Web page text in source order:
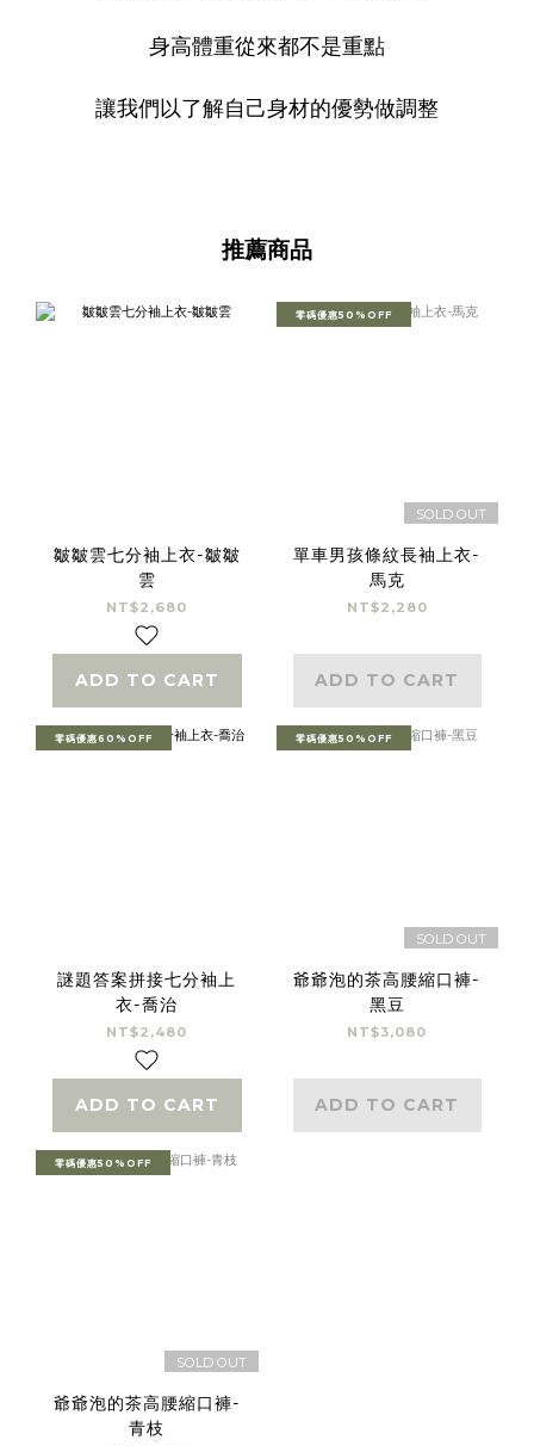
身高體重從來都不是重點
讓我們以了解自己身材的優勢做調整
推薦商品
皺皺雲七分袖上衣-皺皺
雲
NT$2,680
ADD TO CART
零碼優惠50%OFF
SOLD OUT
單車男孩條紋長袖上衣-
馬克
NT$2,280
ADD TO CART
零碼優惠60%OFF
謎題答案拼接七分袖上
衣-喬治
NT$2,480
ADD TO CART
零碼優惠50%OFF
SOLD OUT
爺爺泡的茶高腰縮口褲-
黑豆
NT$3,080
ADD TO CART
零碼優惠50%OFF
SOLD OUT
爺爺泡的茶高腰縮口褲-
青枝